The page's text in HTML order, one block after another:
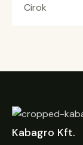
Cirok
Kabagro Kft.